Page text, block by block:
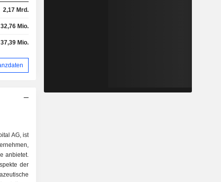
2,17 Mrd.
32,76 Mio.
37,39 Mio.
AG, ist
anbietet.
der